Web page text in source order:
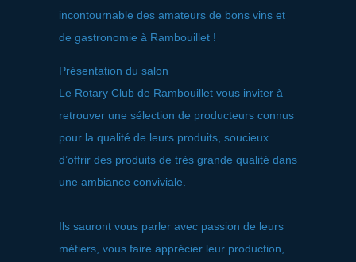
incontournable des amateurs de bons vins et
de gastronomie à Rambouillet !
Présentation du salon
Le Rotary Club de Rambouillet vous inviter à
retrouver une sélection de producteurs connus
pour la qualité de leurs produits, soucieux
d’offrir des produits de très grande qualité dans
une ambiance conviviale.
Ils sauront vous parler avec passion de leurs
métiers, vous faire apprécier leur production,